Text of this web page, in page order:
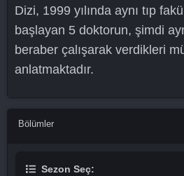
Dizi, 1999 yılında aynı tıp
başlayan 5 doktorun, şimdi
beraber çalışarak verdikleri
anlatmaktadır.
Bölümler
Sezon Seç: